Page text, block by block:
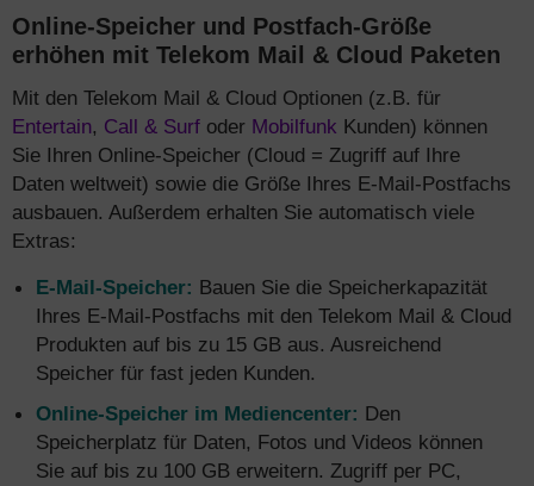
Online-Speicher und Postfach-Größe
erhöhen mit Telekom Mail & Cloud Paketen
Mit den Telekom Mail & Cloud Optionen (z.B. für
Entertain, Call & Surf oder Mobilfunk Kunden) können
Sie Ihren Online-Speicher (Cloud = Zugriff auf Ihre
Daten weltweit) sowie die Größe Ihres E-Mail-Postfachs
ausbauen. Außerdem erhalten Sie automatisch viele
Extras:
E-Mail-Speicher: Bauen Sie die Speicherkapazität
Ihres E-Mail-Postfachs mit den Telekom Mail & Cloud
Produkten auf bis zu 15 GB aus. Ausreichend
Speicher für fast jeden Kunden.
Online-Speicher im Mediencenter: Den
Speicherplatz für Daten, Fotos und Videos können
Sie auf bis zu 100 GB erweitern. Zugriff per PC,